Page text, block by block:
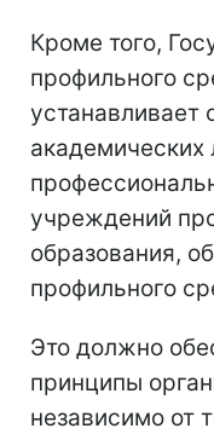
Кроме того,
профильного
учреждений
образования,
профильного
Это должно
принципы
независимо от